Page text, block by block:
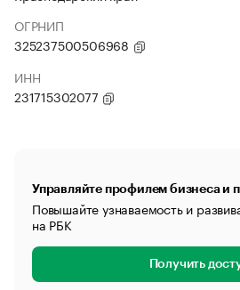
ОГРНИП
325237500506968
ИНН
231715302077
Управляйте профилем бизнеса и
Повышайте узнаваемость и
на РБК
Получить